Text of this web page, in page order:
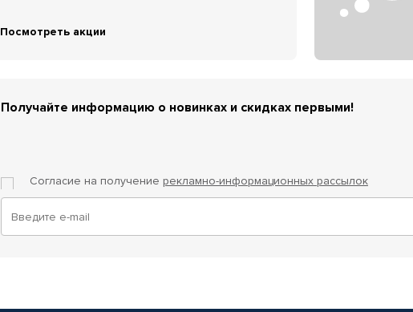
Посмотреть акции
Получайте информацию о новинках и скидках первыми!
Согласие на получение рекламно-информационных рассылок